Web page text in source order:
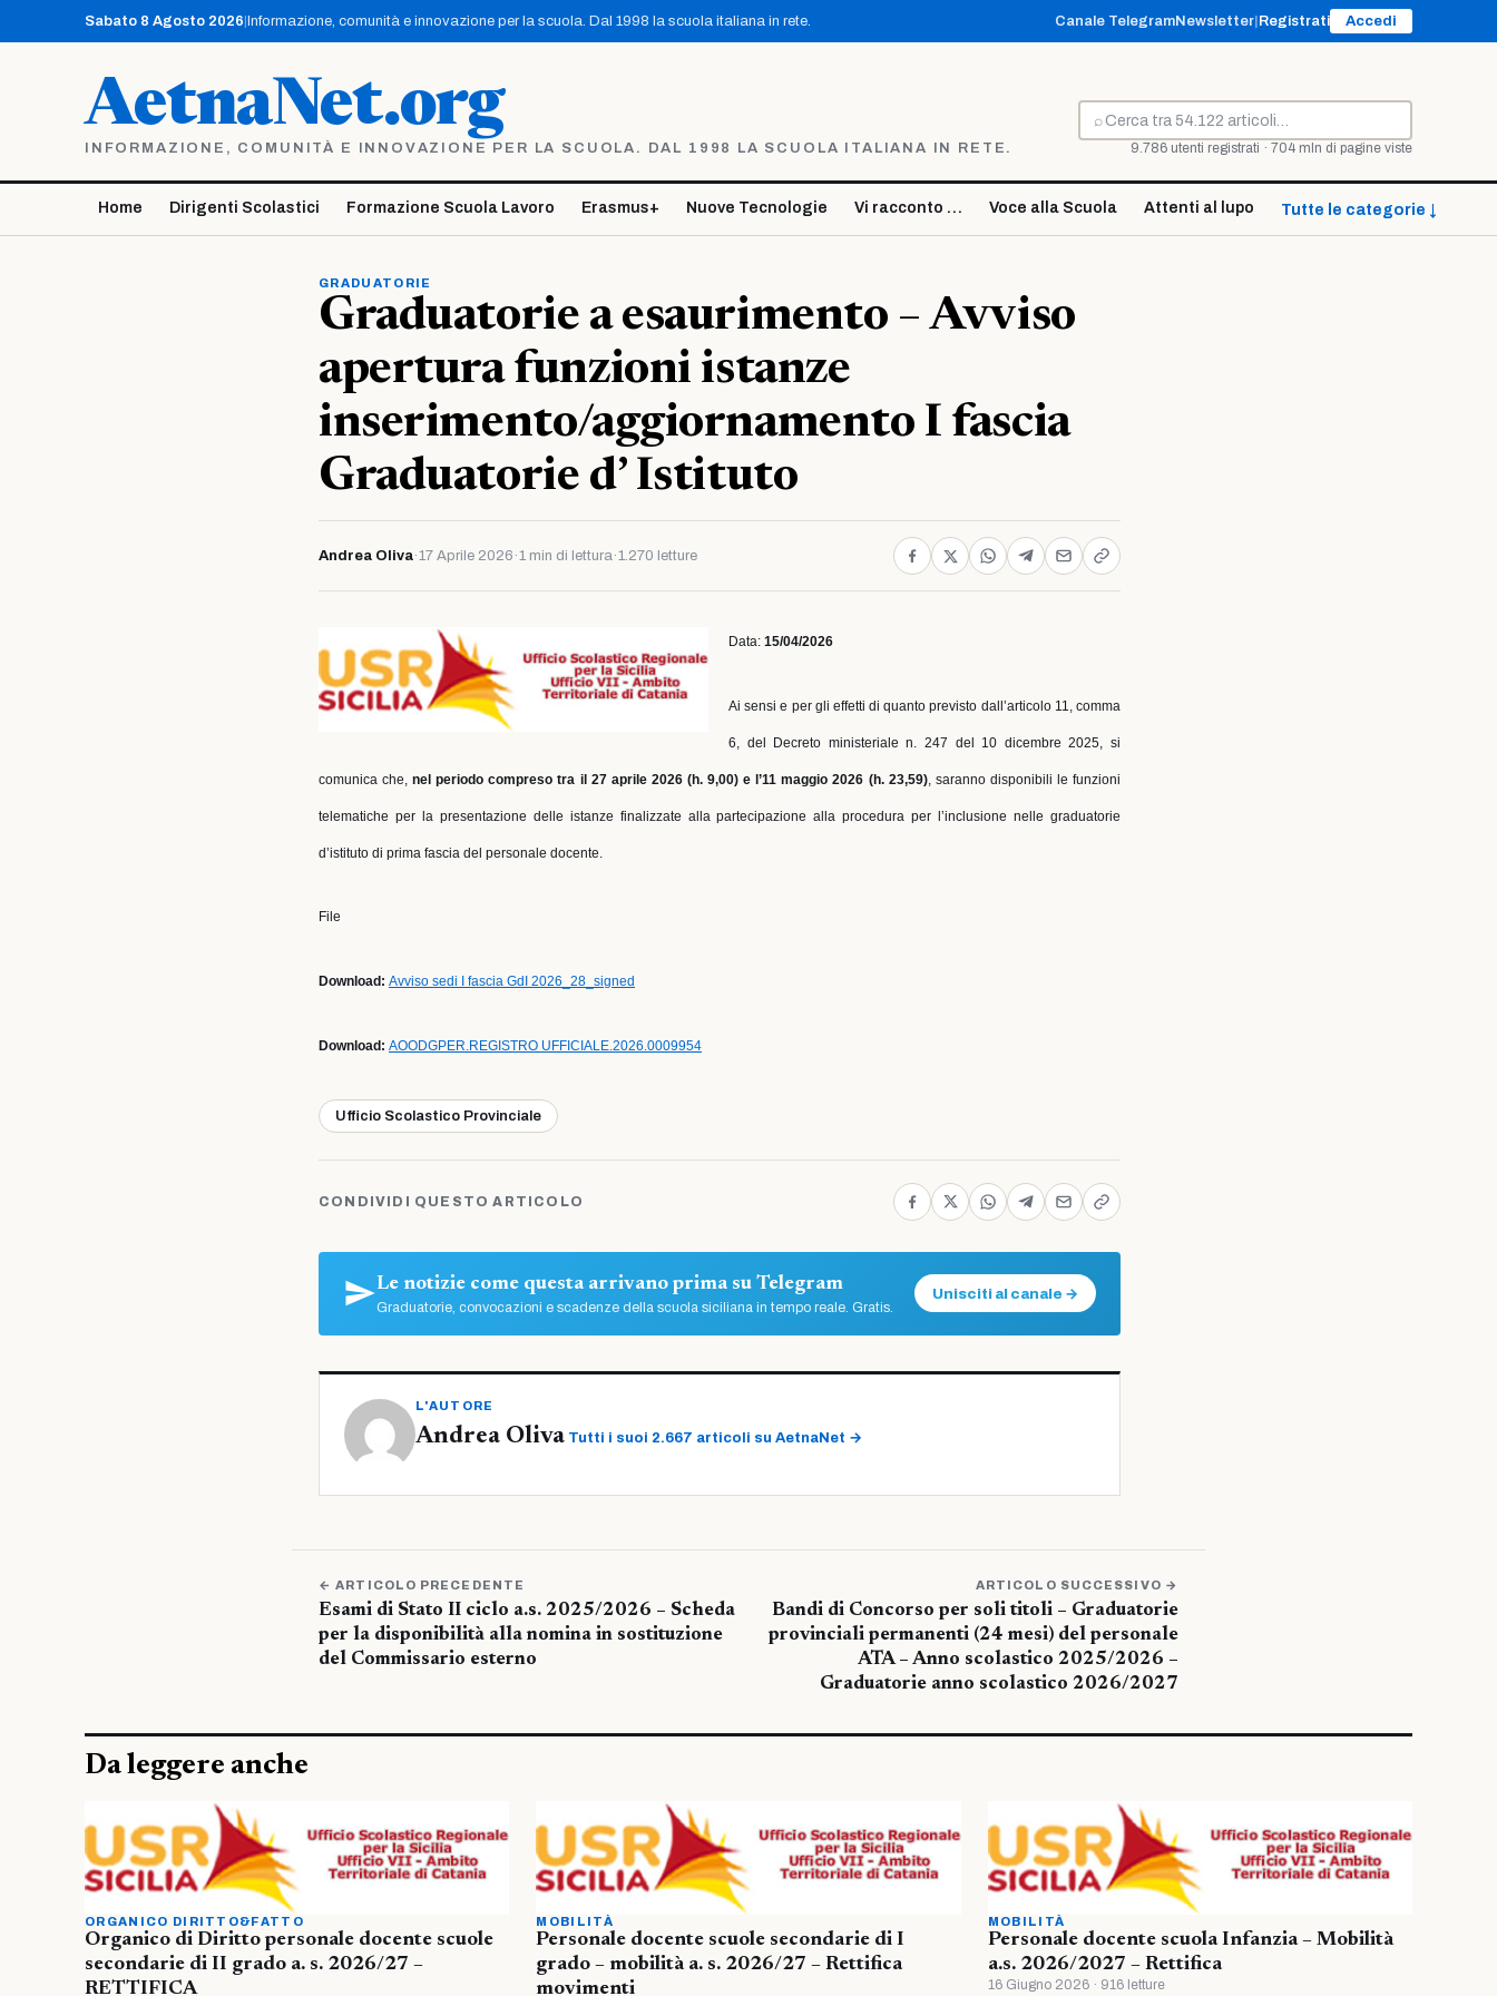
contenuto
Sabato 8 Agosto 2026 Informazione, comunità e innovazione per la scuola. Dal 1998 la scuola italiana in rete. Canale TelegramNewsletter Registrati Accedi
AetnaNet.org
INFORMAZIONE, COMUNITÀ E INNOVAZIONE PER LA SCUOLA. DAL 1998 LA SCUOLA ITALIANA IN RETE.
⌕
Cerca
9.786 utenti registrati · 704 mln di pagine viste
Home Dirigenti Scolastici Formazione Scuola Lavoro Erasmus+ Nuove Tecnologie Vi racconto … Voce alla Scuola Attenti al lupo Tutte le categorie ↓
GRADUATORIE
Graduatorie a esaurimento – Avviso
apertura funzioni istanze
inserimento/aggiornamento I fascia
Graduatorie d’ Istituto
Andrea Oliva·17 Aprile 2026 ·1 min di lettura·1.270 letture
Data: 15/04/2026
Ai sensi e per gli effetti di quanto previsto dall’articolo 11, comma
6, del Decreto ministeriale n. 247 del 10 dicembre 2025, si
comunica che,nel periodo compreso tra il 27 aprile 2026 (h. 9,00) e l’11 maggio 2026 (h. 23,59), saranno disponibili le funzioni
telematiche per la presentazione delle istanze finalizzate alla partecipazione alla procedura per l’inclusione nelle graduatorie
d’istituto di prima fascia del personale docente.
File
Download: Avviso sedi I fascia GdI 2026_28_signed
Download: AOODGPER.REGISTRO UFFICIALE.2026.0009954
Ufficio Scolastico Provinciale
CONDIVIDI QUESTO ARTICOLO
Le notizie come questa arrivano prima su Telegram
Graduatorie, convocazioni e scadenze della scuola siciliana in tempo reale. Gratis.
Unisciti al canale →
L'AUTORE
Andrea Oliva Tutti i suoi 2.667 articoli su AetnaNet →
← ARTICOLO PRECEDENTE
Esami di Stato II ciclo a.s. 2025/2026 – Scheda
per la disponibilità alla nomina in sostituzione
del Commissario esterno
ARTICOLO SUCCESSIVO →
Bandi di Concorso per soli titoli – Graduatorie
provinciali permanenti (24 mesi) del personale
ATA – Anno scolastico 2025/2026 –
Graduatorie anno scolastico 2026/2027
Da leggere anche
ORGANICO DIRITTO&FATTO
Organico di Diritto personale docente scuole
secondarie di II grado a. s. 2026/27 –
RETTIFICA
MOBILITÀ
Personale docente scuole secondarie di I
grado – mobilità a. s. 2026/27 – Rettifica
movimenti
MOBILITÀ
Personale docente scuola Infanzia – Mobilità
a.s. 2026/2027 – Rettifica
16 Giugno 2026 · 916 letture